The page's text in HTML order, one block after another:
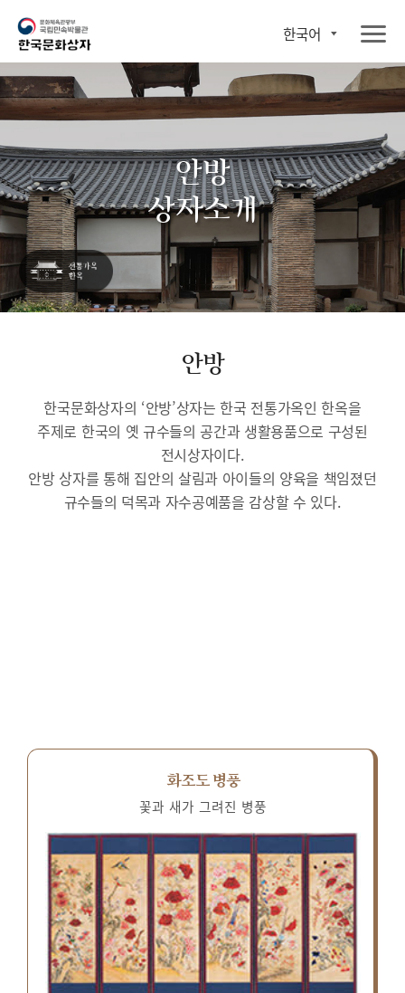
한국어
안방
상자소개
안방
한국문화상자의 ‘안방’상자는 한국 전통가옥인 한옥을
주제로 한국의 옛 규수들의 공간과 생활용품으로 구성된
전시상자이다.
안방 상자를 통해 집안의 살림과 아이들의 양육을 책임졌던
규수들의 덕목과 자수공예품을 감상할 수 있다.
화조도 병풍
꽃과 새가 그려진 병풍